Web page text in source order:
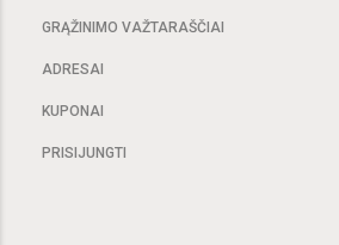
GRĄŽINIMO VAŽTARAŠČIAI
ADRESAI
KUPONAI
PRISIJUNGTI